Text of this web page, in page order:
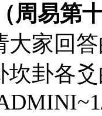
周易第
大家回
坎卦各